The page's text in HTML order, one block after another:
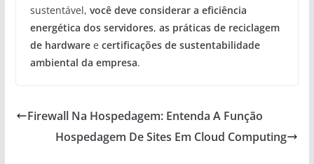
sustentável, você deve considerar a eficiência
energética dos servidores, as práticas de reciclagem
de hardwaree certificações de sustentabilidade
ambiental da empresa.
Firewall Na Hospedagem: Entenda A Função
Hospedagem De Sites Em Cloud Computing